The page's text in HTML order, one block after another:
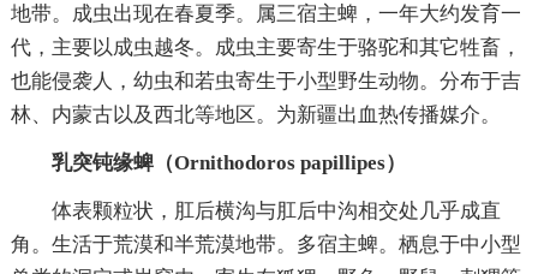
地带。成虫出现在春夏季。属三宿主蜱，一年大约发育一
代，主要以成虫越冬。成虫主要寄生于骆驼和其它牲畜，
也能侵袭人，幼虫和若虫寄生于小型野生动物。分布于吉
林、内蒙古以及西北等地区。为新疆出血热传播媒介。
乳突钝缘蜱（Ornithodoros papillipes）
体表颗粒状，肛后横沟与肛后中沟相交处几乎成直
角。生活于荒漠和半荒漠地带。多宿主蜱。栖息于中小型